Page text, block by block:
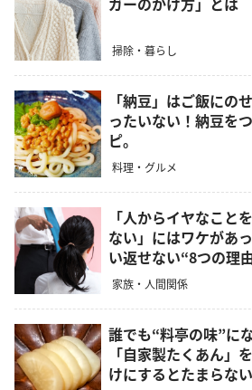
掃除・暮らし
「納豆」はご飯にの
ったいない！納豆を
ピ。
料理・グルメ
「人からイヤなこと
ない」にはワケがあ
い返せない“8つの理
家族・人間関係
誰でも“料亭の味”に
「自家製たくあん」
けにするとたまらな